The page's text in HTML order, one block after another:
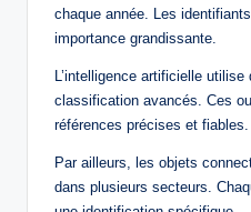
chaque année. Les
importance grandissante.
L’intelligence artificielle
classification avancés. Ces
références précises et fiables.
Par ailleurs, les objets
dans plusieurs secteurs.